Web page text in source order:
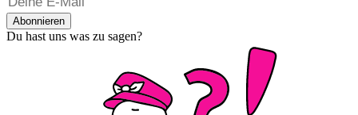
Abonnieren
Du hast uns was zu sagen?